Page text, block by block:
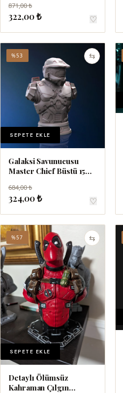
871,00 ₺
322,00 ₺ ♡
⇆
%53
SEPETE EKLE
Galaksi Savunucusu
Master Chief Büstü 15
684,00 ₺
324,00 ₺ ♡
⇆
%57
SEPETE EKLE
Detaylı Ölümsüz
Kahraman Çılgın